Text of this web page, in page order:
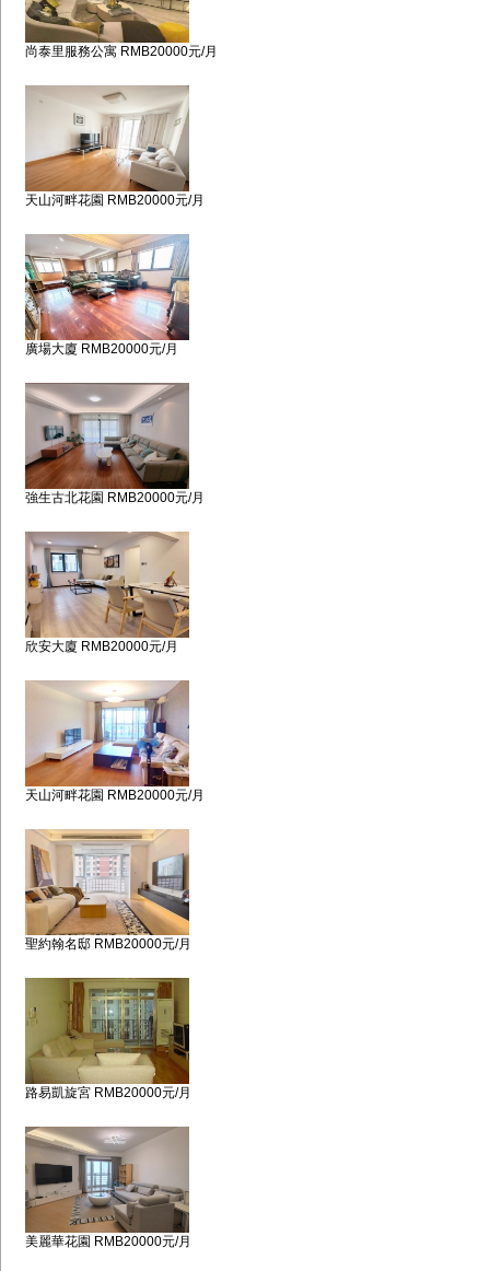
尚泰里服務公寓 RMB20000元/月
天山河畔花園 RMB20000元/月
廣場大廈 RMB20000元/月
強生古北花園 RMB20000元/月
欣安大廈 RMB20000元/月
天山河畔花園 RMB20000元/月
聖約翰名邸 RMB20000元/月
路易凱旋宮 RMB20000元/月
美麗華花園 RMB20000元/月